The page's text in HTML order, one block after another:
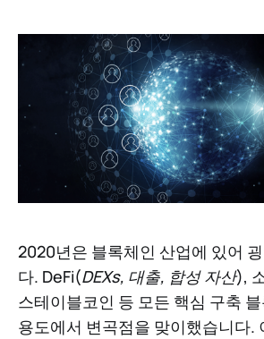
2020년은 블록체인 산업에 있어
다. DeFi(DEXs, 대출, 합성 자산),
스테이블코인 등 모든 핵심 구축
용도에서 변곡점을 맞이했습니다.